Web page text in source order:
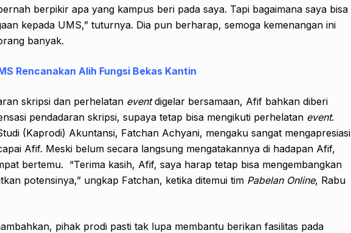
berpikir apa yang kampus beri pada saya. Tapi bagaimana saya bisa
kepada UMS,” tuturnya. Dia pun berharap, semoga kemenangan ini
banyak.
Rencanakan Alih Fungsi Bekas Kantin
skripsi dan perhelatan eventdigelar bersamaan, Afif bahkan diberi
pendadaran skripsi, supaya tetap bisa mengikuti perhelatan event.
(Kaprodi) Akuntansi, Fatchan Achyani, mengaku sangat mengapresiasi
Afif. Meski belum secara langsung mengatakannya di hadapan Afif,
bertemu. “Terima kasih, Afif, saya harap tetap bisa mengembangkan
potensinya,” ungkap Fatchan, ketika ditemui tim Pabelan Online, Rabu
pihak prodi pasti tak lupa membantu berikan fasilitas pada